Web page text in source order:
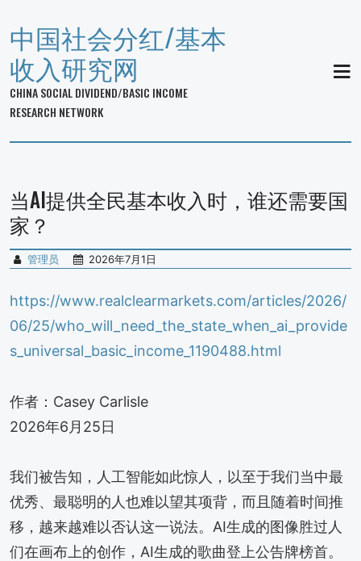
中国社会分红/基本
收入研究网
CHINA SOCIAL DIVIDEND/BASIC INCOME
RESEARCH NETWORK
当AI提供全民基本收入时，谁还需要国
家？
管理员 2026年7月1日
https://www.realclearmarkets.com/articles/2026/
06/25/who_will_need_the_state_when_ai_provide
s_universal_basic_income_1190488.html
作者：Casey Carlisle
2026年6月25日
我们被告知，人工智能如此惊人，以至于我们当中最
优秀、最聪明的人也难以望其项背，而且随着时间推
移，越来越难以否认这一说法。AI生成的图像胜过人
们在画布上的创作，AI生成的歌曲登上公告牌榜首。